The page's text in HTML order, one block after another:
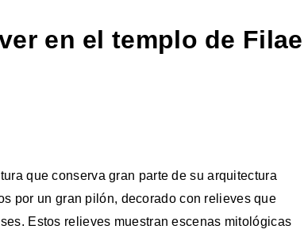
en el templo de Filae
que conserva gran parte de su arquitectura
por un gran pilón, decorado con relieves que
Estos relieves muestran escenas mitológicas